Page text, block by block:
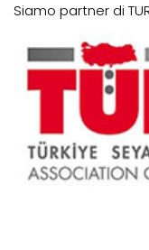
Siamo partner di